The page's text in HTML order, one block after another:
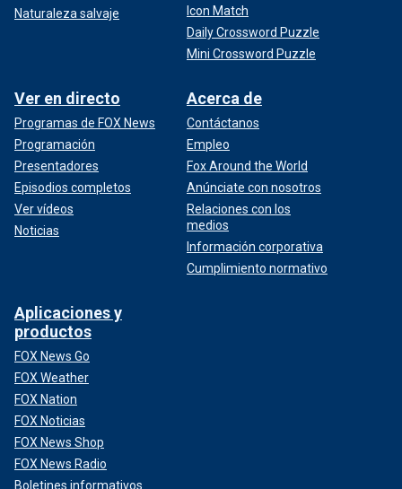
Naturaleza salvaje
Icon Match
Daily Crossword Puzzle
Mini Crossword Puzzle
Ver en directo
Programas de FOX News
Programación
Presentadores
Episodios completos
Ver vídeos
Noticias
Acerca de
Contáctanos
Empleo
Fox Around the World
Anúnciate con nosotros
Relaciones con los
medios
Información corporativa
Cumplimiento normativo
Aplicaciones y
productos
FOX News Go
FOX Weather
FOX Nation
FOX Noticias
FOX News Shop
FOX News Radio
Boletines informativos